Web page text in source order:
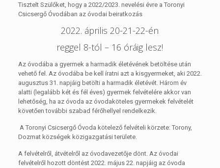
Tisztelt Szülőket, hogy a 2022/2023. nevelési évre a Toronyi
Csicsergő Óvodában az óvodai beiratkozás
2022. április 20-21-22-én
reggel 8-tól – 16 óráig lesz!
Az óvodába a gyermek a harmadik életévének betöltése után
vehető fel. Az óvodába be kell íratni azt a kisgyermeket, aki 2022.
augusztus 31. napjáig betölti a harmadik életévét. Három év
alatti (legalább két és fél éves) gyermek felvételére akkor van
lehetőség, ha az óvoda az óvodaköteles gyermekek felvételét
követően további szabad férőhellyel rendelkezik.
A Toronyi Csicsergő Óvoda kötelező felvételi körzete: Torony,
Dozmat községek közigazgatási területe.
A felvételről, átvételről az óvodavezetője dönt. Az óvodai
felvételről hozott döntést 2022. május 22. napjáig az óvoda